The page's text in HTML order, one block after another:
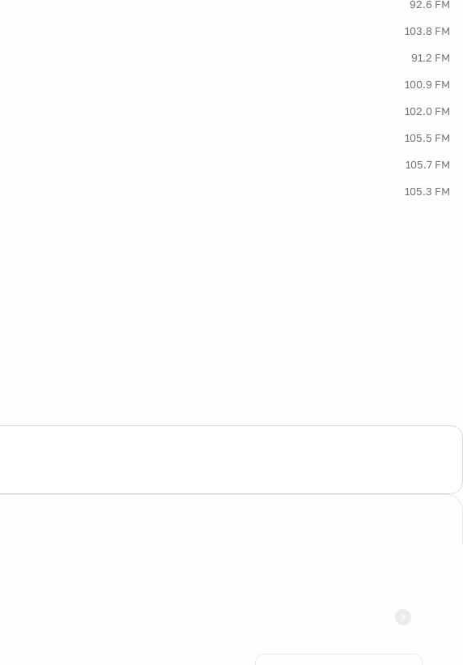
92.6 FM
103.8 FM
91.2 FM
100.9 FM
102.0 FM
105.5 FM
105.7 FM
105.3 FM